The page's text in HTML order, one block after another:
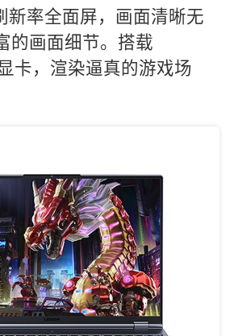
新率全面屏，画面清晰无
的画面细节。搭载
卡，渲染逼真的游戏场